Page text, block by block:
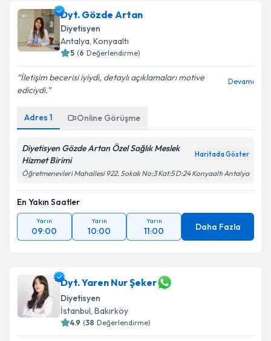
Dyt. Gözde Artan
Diyetisyen
Antalya, Konyaaltı
5 (6 Değerlendirme)
İletişim becerisi iyiydi, detaylı açıklamaları motive
ediciydi.
Devamı
Adres 1 Online Görüşme
Diyetisyen Gözde Artan Özel Sağlık Meslek
Hizmet Birimi
Haritada Göster
Öğretmenevleri Mahallesi 922. Sokak No:3 Kat:5 D:24 Konyaaltı Antalya
En Yakın Saatler
Yarın
09:00
Yarın
10:00
Yarın
11:00 Daha Fazla
Dyt. Yaren Nur Şeker
Diyetisyen
İstanbul, Bakırköy
4.9 (38 Değerlendirme)